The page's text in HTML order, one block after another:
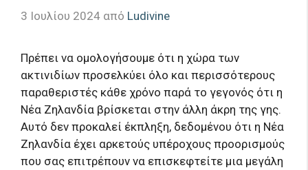
3 Ιουλίου 2024 από Ludivine
Πρέπει να ομολογήσουμε ότι η χώρα των
ακτινιδίων προσελκύει όλο και περισσότερους
παραθεριστές κάθε χρόνο παρά το γεγονός ότι η
Νέα Ζηλανδία βρίσκεται στην άλλη άκρη της γης.
Αυτό δεν προκαλεί έκπληξη, δεδομένου ότι η Νέα
Ζηλανδία έχει αρκετούς υπέροχους προορισμούς
που σας επιτρέπουν να επισκεφτείτε μια μεγάλη